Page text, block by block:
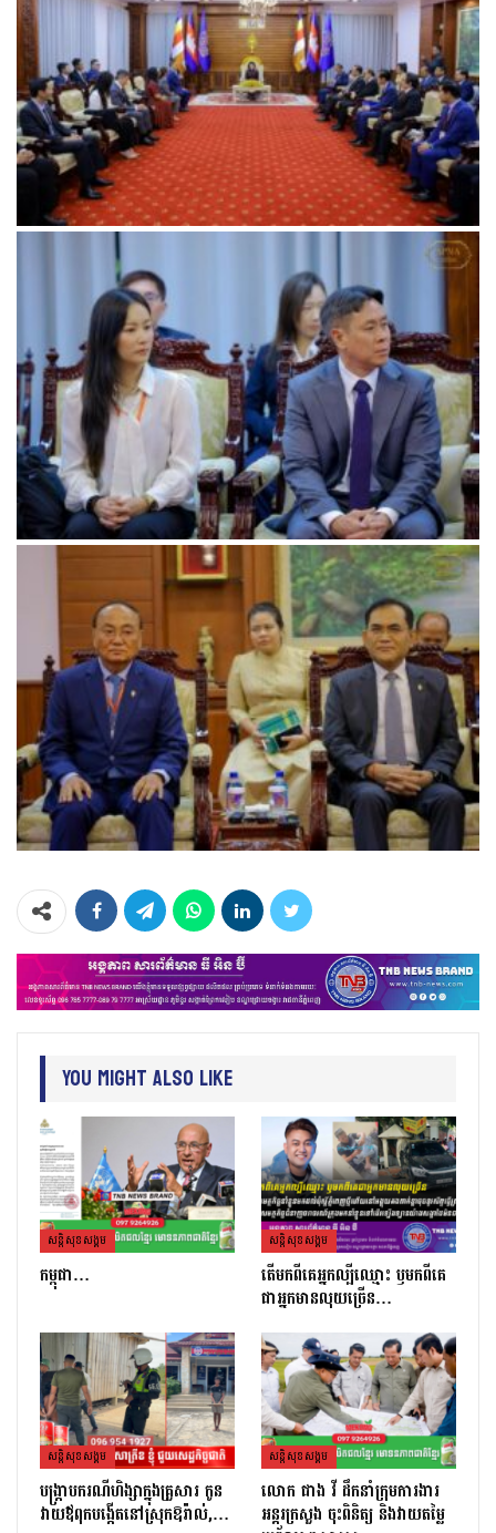
You Might Also Like
សន្តិសុខសង្គម
កម្ពុជា…
សន្តិសុខសង្គម
តេីមកពីគេអ្នកល្បីឈ្មោះ​ ឫមកពីគេ
ជាអ្នកមានលុយច្រេីន​…
សន្តិសុខសង្គម
បង្ក្រាបករណីហិង្សាក្នុងគ្រួសារ កូន
វាយឪពុកបង្កើតនៅស្រុកឱរ៉ាល់,…
សន្តិសុខសង្គម
លោក ផាង វី ដឹកនាំក្រុមការងារ
អន្តរក្រសួង ចុះពិនិត្យ និងវាយតម្លៃ